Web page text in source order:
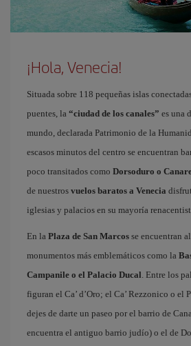
¡Hola, Venecia!
Situada sobre 118 pequeñas islas
puentes, la “ciudad de los canales” es una
mundo, declarada Patrimonio de la
escasos minutos del centro se encuentran
poco transitados como Dorsoduro o
de nuestros vuelos baratos a Venecia
iglesias y palacios en su mayoría
En la Plaza de San Marcos se encuentran
monumentos más emblemáticos como la
Campanile o el Palacio Ducal. Entre los
figuran el Ca’ d’Oro; el Ca’ Rezzonico o el
dejes de darte un paseo por el barrio de
encuentra el antiguo barrio judío) o el de